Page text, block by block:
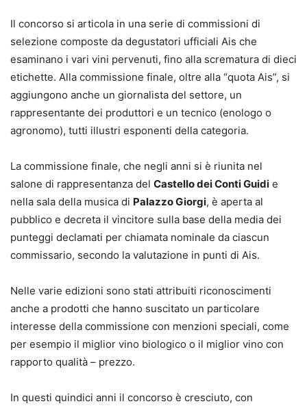
Il concorso si articola in una serie di commissioni di
selezione composte da degustatori ufficiali Ais che
esaminano i vari vini pervenuti, fino alla scrematura di dieci
etichette. Alla commissione finale, oltre alla “quota Ais”, si
aggiungono anche un giornalista del settore, un
rappresentante dei produttori e un tecnico (enologo o
agronomo), tutti illustri esponenti della categoria.
La commissione finale, che negli anni si è riunita nel
salone di rappresentanza del Castello dei Conti Guidi e
nella sala della musica di Palazzo Giorgi, è aperta al
pubblico e decreta il vincitore sulla base della media dei
punteggi declamati per chiamata nominale da ciascun
commissario, secondo la valutazione in punti di Ais.
Nelle varie edizioni sono stati attribuiti riconoscimenti
anche a prodotti che hanno suscitato un particolare
interesse della commissione con menzioni speciali, come
per esempio il miglior vino biologico o il miglior vino con
rapporto qualità – prezzo.
In questi quindici anni il concorso è cresciuto, con